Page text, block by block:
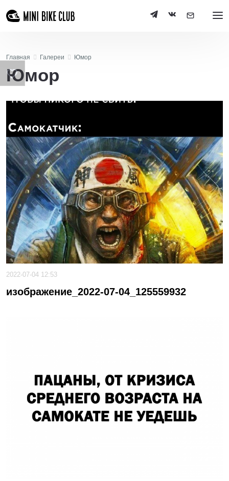
Главная Галереи Юмор
Юмор
2022-07-04 12:53
изображение_2022-07-04_125559932